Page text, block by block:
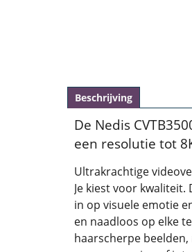
Beschrijving
De Nedis
een resolutie tot
Ultrakrachtige
Je kiest voor
in op visuele emotie
en naadloos op elke
haarscherpe